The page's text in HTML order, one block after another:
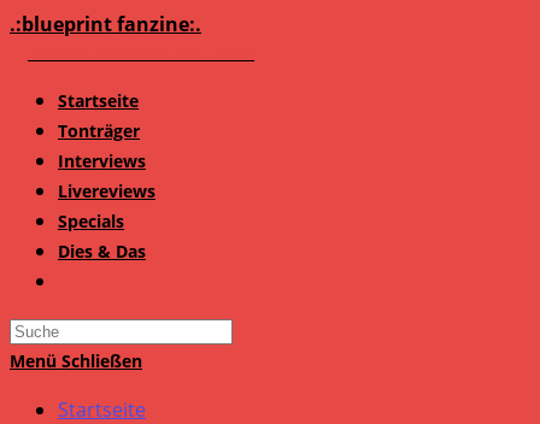
Zum
.:blueprint fanzine:.
Startseite
Tonträger
Interviews
Livereviews
Specials
Dies & Das
Search
this
Menü Schließen
Startseite